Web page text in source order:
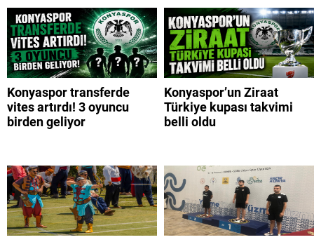
Konyaspor transferde
vites artırdı! 3 oyuncu
birden geliyor
Konyaspor’un Ziraat
Türkiye kupası takvimi
belli oldu